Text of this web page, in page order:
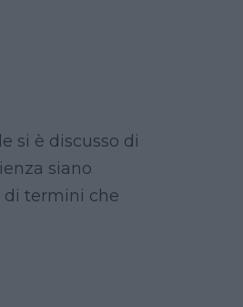
si è discusso di
siano
di termini che